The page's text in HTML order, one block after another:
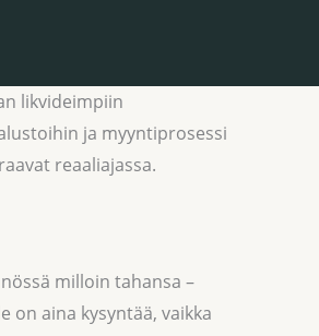
likvideimpiin
ja myyntiprosessi
reaaliajassa.
milloin tahansa –
on aina kysyntää, vaikka